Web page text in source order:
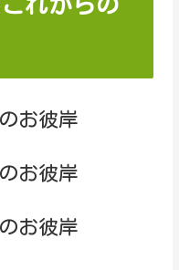
れからの
お彼岸
お彼岸
お彼岸